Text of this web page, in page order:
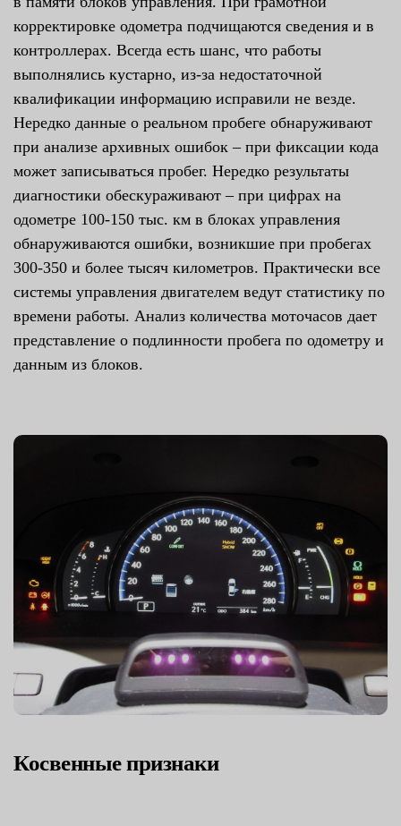
корректировке одометра подчищаются сведения и в
контроллерах. Всегда есть шанс, что работы
выполнялись кустарно, из-за недостаточной
квалификации информацию исправили не везде.
Нередко данные о реальном пробеге обнаруживают
при анализе архивных ошибок – при фиксации кода
может записываться пробег. Нередко результаты
диагностики обескураживают – при цифрах на
одометре 100-150 тыс. км в блоках управления
обнаруживаются ошибки, возникшие при пробегах
300-350 и более тысяч километров. Практически все
системы управления двигателем ведут статистику по
времени работы. Анализ количества моточасов дает
представление о подлинности пробега по одометру и
данным из блоков.
Косвенные признаки